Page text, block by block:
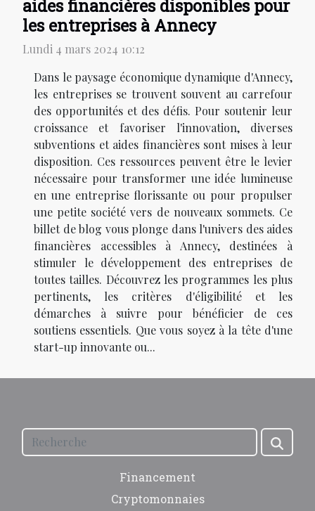
aides financières disponibles pour
les entreprises à Annecy
Lundi 4 mars 2024 10:12
Dans le paysage économique dynamique d'Annecy,
les entreprises se trouvent souvent au carrefour
des opportunités et des défis. Pour soutenir leur
croissance et favoriser l'innovation, diverses
subventions et aides financières sont mises à leur
disposition. Ces ressources peuvent être le levier
nécessaire pour transformer une idée lumineuse
en une entreprise florissante ou pour propulser
une petite société vers de nouveaux sommets. Ce
billet de blog vous plonge dans l'univers des aides
financières accessibles à Annecy, destinées à
stimuler le développement des entreprises de
toutes tailles. Découvrez les programmes les plus
pertinents, les critères d'éligibilité et les
démarches à suivre pour bénéficier de ces
soutiens essentiels. Que vous soyez à la tête d'une
start-up innovante ou...
Financement
Cryptomonnaies